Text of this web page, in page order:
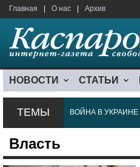
Главная О нас Архив
НОВОСТИ СТАТЬИ
ТЕМЫ ВОЙНА В УКРАИНЕ
Власть